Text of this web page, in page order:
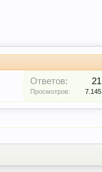
Ответов: 21
Просмотров: 7.145